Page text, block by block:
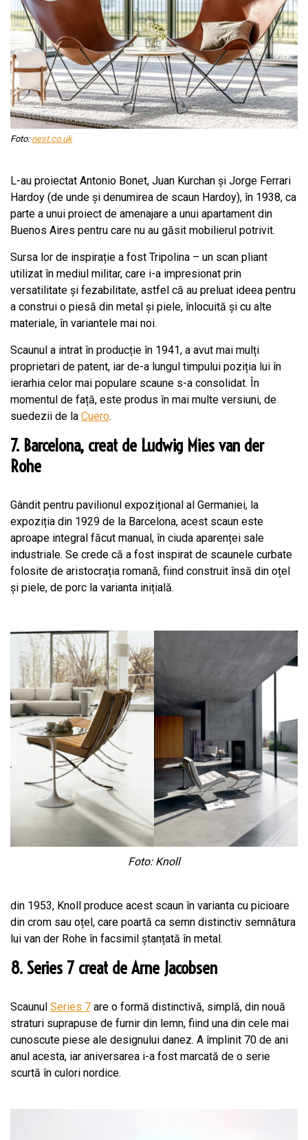
Foto: nest.co.uk
L-au proiectat Antonio Bonet, Juan Kurchan și Jorge Ferrari
Hardoy (de unde și denumirea de scaun Hardoy), în 1938, ca
parte a unui proiect de amenajare a unui apartament din
Buenos Aires pentru care nu au găsit mobilierul potrivit.
Sursa lor de inspirație a fost Tripolina – un scan pliant
utilizat în mediul militar, care i-a impresionat prin
versatilitate și fezabilitate, astfel că au preluat ideea pentru
a construi o piesă din metal și piele, înlocuită și cu alte
materiale, în variantele mai noi.
Scaunul a intrat în producție în 1941, a avut mai mulți
proprietari de patent, iar de-a lungul timpului poziția lui în
ierarhia celor mai populare scaune s-a consolidat. În
momentul de față, este produs în mai multe versiuni, de
suedezii de la Cuero.
7. Barcelona, creat de Ludwig Mies van der
Rohe
Gândit pentru pavilionul expozițional al Germaniei, la
expoziția din 1929 de la Barcelona, acest scaun este
aproape integral făcut manual, în ciuda aparenței sale
industriale. Se crede că a fost inspirat de scaunele curbate
folosite de aristocrația romană, fiind construit însă din oțel
și piele, de porc la varianta inițială.
Foto: Knoll
din 1953, Knoll produce acest scaun în varianta cu picioare
din crom sau oțel, care poartă ca semn distinctiv semnătura
lui van der Rohe în facsimil ștanțată în metal.
8. Series 7 creat de Arne Jacobsen
Scaunul Series 7 are o formă distinctivă, simplă, din nouă
straturi suprapuse de furnir din lemn, fiind una din cele mai
cunoscute piese ale designului danez. A împlinit 70 de ani
anul acesta, iar aniversarea i-a fost marcată de o serie
scurtă în culori nordice.